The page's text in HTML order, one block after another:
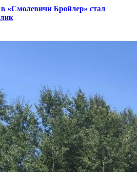
«Смолевичи Бройлер» стал